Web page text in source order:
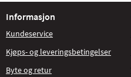
Informasjon
Kundeservice
Kjøps- og leveringsbetingelser
Byte og retur